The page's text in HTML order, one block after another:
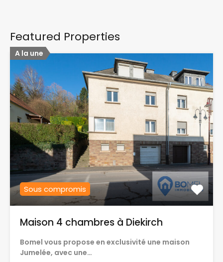
Featured Properties
A la une
Sous compromis
Maison 4 chambres à Diekirch
Bomel vous propose en exclusivité une maison
Jumelée, avec une…